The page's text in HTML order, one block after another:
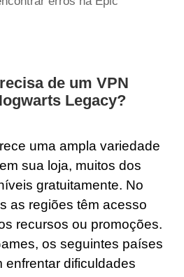
de um VPN
Legacy?
uma ampla variedade
sua loja, muitos dos
gratuitamente. No
as regiões têm acesso
recursos ou promoções.
os seguintes países
enfrentar dificuldades